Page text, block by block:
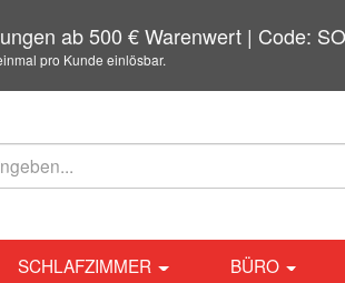
ab 500 € Warenwert | Code:
pro Kunde einlösbar.
SCHLAFZIMMER BÜRO